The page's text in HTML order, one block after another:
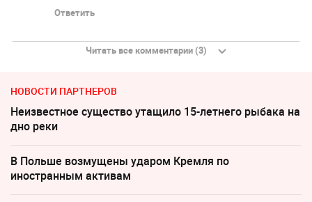
Ответить
Читать все комментарии (3)
НОВОСТИ ПАРТНЕРОВ
Неизвестное существо утащило 15-летнего рыбака на
дно реки
В Польше возмущены ударом Кремля по
иностранным активам